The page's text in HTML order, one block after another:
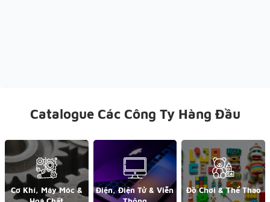
Catalogue Các Công Ty Hàng Đầu
Cơ Khí, Máy Móc &
Điện, Điện Tử & Viễn
Đồ Chơi & Thể Thao